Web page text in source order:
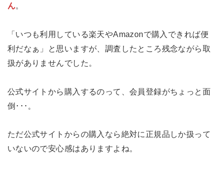
ん。
「いつも利用している楽天やAmazonで購入できれば便
利だなぁ」と思いますが、調査したところ残念ながら取
扱がありませんでした。
公式サイトから購入するのって、会員登録がちょっと面
倒･･･。
ただ公式サイトからの購入なら絶対に正規品しか扱って
いないので安心感はありますよね。